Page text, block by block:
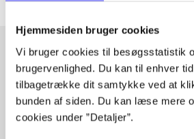
Hjemmesiden bruger cookies
Vi bruger cookies til besøgsstatistik
brugervenlighed. Du kan til enhver
tilbagetrække dit samtykke ved at
bunden af siden. Du kan læse mere
cookies under ”Detaljer”.
Artikler med samme
Fra